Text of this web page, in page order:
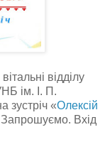
відділу
ім. І. П.
зустріч «Олексій
Запрошуємо. Вхід